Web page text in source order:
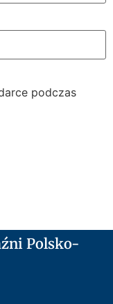
podczas
Polsko-